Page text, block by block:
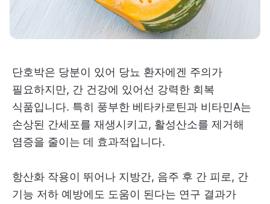
단호박은 당분이 있어 당뇨 환자에겐 주의가
필요하지만, 간 건강에 있어선 강력한 회복
식품입니다. 특히 풍부한 베타카로틴과 비타민A는
손상된 간세포를 재생시키고, 활성산소를 제거해
염증을 줄이는 데 효과적입니다.
항산화 작용이 뛰어나 지방간, 음주 후 간 피로, 간
기능 저하 예방에도 도움이 된다는 연구 결과가